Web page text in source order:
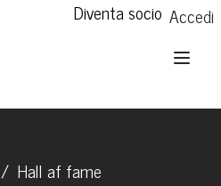
Diventa socio Accedi
Hall af fame